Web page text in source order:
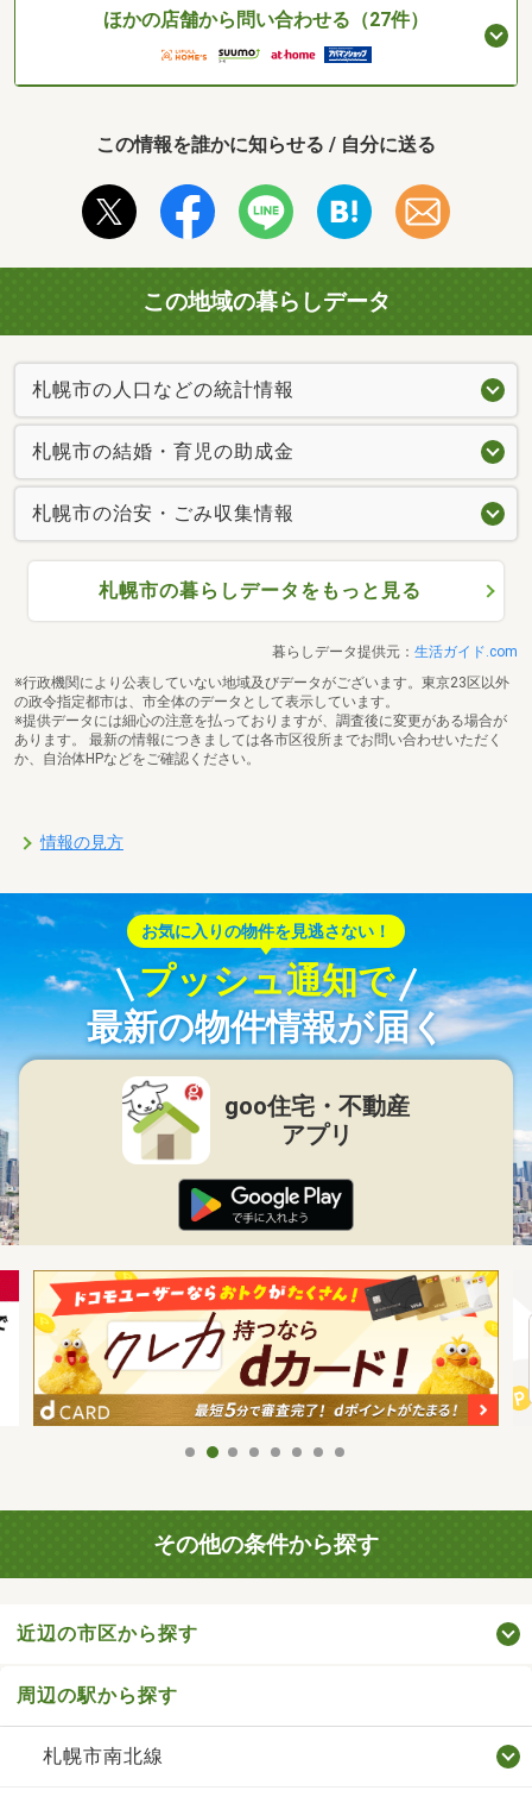
ほかの店舗から問い合わせる（27件）
この情報を誰かに知らせる / 自分に送る
この地域の暮らしデータ
札幌市の人口などの統計情報
札幌市の結婚・育児の助成金
札幌市の治安・ごみ収集情報
札幌市の暮らしデータをもっと見る
暮らしデータ提供元： 生活ガイド.com
※行政機関により公表していない地域及びデータがございます。東京23区以外
の政令指定都市は、市全体のデータとして表示しています。
※提供データには細心の注意を払っておりますが、調査後に変更がある場合が
あります。 最新の情報につきましては各市区役所までお問い合わせいただく
か、自治体HPなどをご確認ください。
情報の見方
お気に入りの物件を見逃さない！
プッシュ通知で
最新の物件情報が届く
goo住宅・不動産
アプリ
その他の条件から探す
近辺の市区から探す
周辺の駅から探す
札幌市南北線